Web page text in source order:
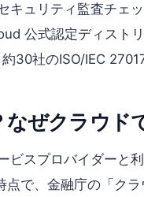
キュリティ監査チェ
公式認定ディスト
30社のISO/IEC
なぜクラウド
ビスプロバイダーと
で、金融庁の「ク